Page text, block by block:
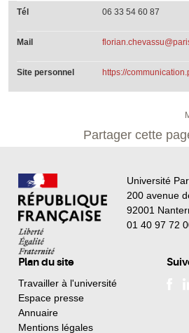
Tél 06 33 54 60 87
Mail
Site personnel https://
Partager cette
Université
200 avenue
92001
01 40 97 72
Plan du site
Travailler à l'université
Espace presse
Annuaire
Mentions légales